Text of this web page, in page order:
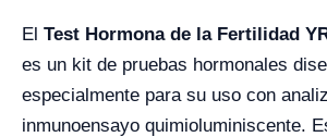
El Test Hormona de la Fertilidad
es un kit de pruebas hormonales
especialmente para su uso con
inmunoensayo quimioluminiscente.